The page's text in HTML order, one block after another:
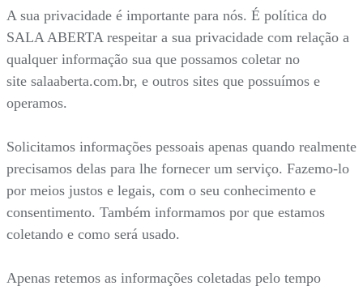
A sua privacidade é importante para nós. É política do
SALA ABERTA respeitar a sua privacidade com relação a
qualquer informação sua que possamos coletar no
site salaaberta.com.br, e outros sites que possuímos e
operamos.
Solicitamos informações pessoais apenas quando realmente
precisamos delas para lhe fornecer um serviço. Fazemo-lo
por meios justos e legais, com o seu conhecimento e
consentimento. Também informamos por que estamos
coletando e como será usado.
Apenas retemos as informações coletadas pelo tempo